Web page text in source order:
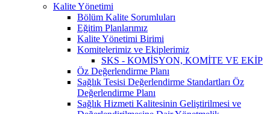
Kalite Yönetimi
Bölüm Kalite Sorumluları
Eğitim Planlarımız
Kalite Yönetimi Birimi
Komitelerimiz ve Ekiplerimiz
SKS - KOMİSYON, KOMİTE VE EKİP
Öz Değerlendirme Planı
Sağlık Tesisi Değerlendirme Standartları Öz
Değerlendirme Planı
Sağlık Hizmeti Kalitesinin Geliştirilmesi ve